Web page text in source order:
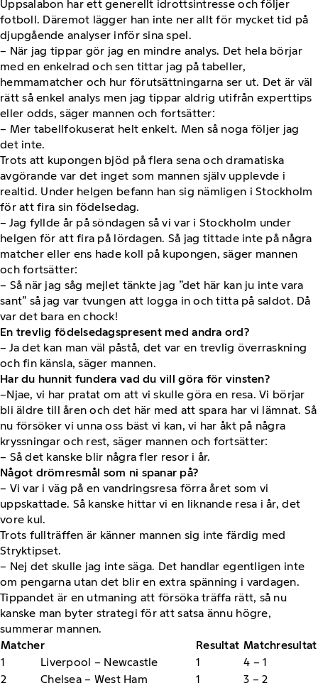
Uppsalabon har ett generellt idrottsintresse och följer
fotboll. Däremot lägger han inte ner allt för mycket tid på
djupgående analyser inför sina spel.
– När jag tippar gör jag en mindre analys. Det hela börjar
med en enkelrad och sen tittar jag på tabeller,
hemmamatcher och hur förutsättningarna ser ut. Det är väl
rätt så enkel analys men jag tippar aldrig utifrån experttips
eller odds, säger mannen och fortsätter:
– Mer tabellfokuserat helt enkelt. Men så noga följer jag
det inte.
Trots att kupongen bjöd på flera sena och dramatiska
avgörande var det inget som mannen själv upplevde i
realtid. Under helgen befann han sig nämligen i Stockholm
för att fira sin födelsedag.
– Jag fyllde år på söndagen så vi var i Stockholm under
helgen för att fira på lördagen. Så jag tittade inte på några
matcher eller ens hade koll på kupongen, säger mannen
och fortsätter:
– Så när jag såg mejlet tänkte jag ”det här kan ju inte vara
sant” så jag var tvungen att logga in och titta på saldot. Då
var det bara en chock!
En trevlig födelsedagspresent med andra ord?
– Ja det kan man väl påstå, det var en trevlig överraskning
och fin känsla, säger mannen.
Har du hunnit fundera vad du vill göra för vinsten?
–Njae, vi har pratat om att vi skulle göra en resa. Vi börjar
bli äldre till åren och det här med att spara har vi lämnat. Så
nu försöker vi unna oss bäst vi kan, vi har åkt på några
kryssningar och rest, säger mannen och fortsätter:
– Så det kanske blir några fler resor i år.
Något drömresmål som ni spanar på?
– Vi var i väg på en vandringsresa förra året som vi
uppskattade. Så kanske hittar vi en liknande resa i år, det
vore kul.
Trots fullträffen är känner mannen sig inte färdig med
Stryktipset.
– Nej det skulle jag inte säga. Det handlar egentligen inte
om pengarna utan det blir en extra spänning i vardagen.
Tippandet är en utmaning att försöka träffa rätt, så nu
kanske man byter strategi för att satsa ännu högre,
summerar mannen.
Matcher
Resultat Matchresultat
1
Liverpool – Newcastle 1
4 – 1
2
Chelsea – West Ham 1
3 – 2